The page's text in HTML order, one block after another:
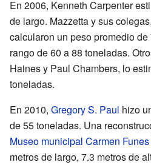
En 2006, Kenneth Carpenter
de largo. Mazzetta y sus
calcularon un peso promedio
rango de 60 a 88 toneladas.
Haines y Paul Chambers, lo
toneladas.
En 2010, Gregory S. Paul hizo
de 55 toneladas. Una
Museo municipal Carmen Funes
metros de largo, 7.3 metros de